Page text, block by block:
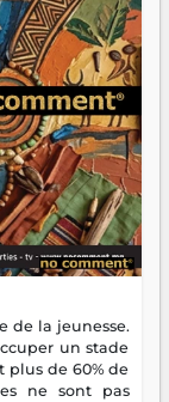
de la jeunesse.
un stade
plus de 60% de
ne sont pas